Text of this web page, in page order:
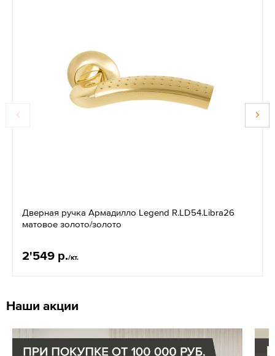
Дверная ручка Армадилло Legend R.LD54.Libra26
матовое золото/золото
2'549 р./кт.
Наши акции